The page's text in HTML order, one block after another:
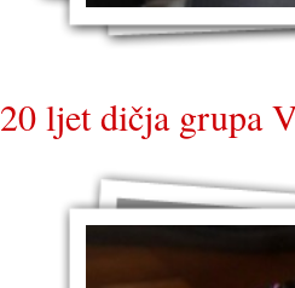
20 ljet dičja grupa